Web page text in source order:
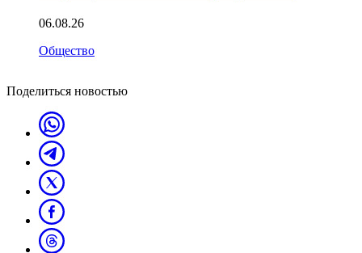
06.08.26
Общество
Поделиться новостью